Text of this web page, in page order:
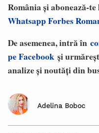
România și abonează-te
Whatsapp Forbes
De asemenea, intră în
pe Facebook și
analize și noutăți din
Adelina Boboc